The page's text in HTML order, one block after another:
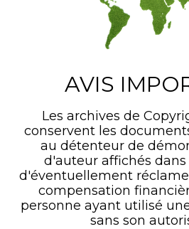
AVIS
Les archives de
conservent les
au détenteur de
d'auteur affichés
d'éventuellement
compensation
personne ayant utilisé
sans son